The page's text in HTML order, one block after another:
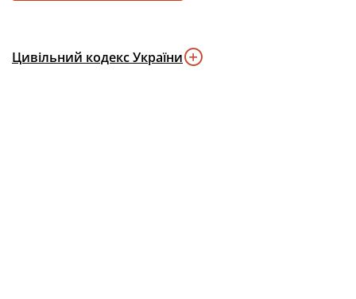
Цивільний кодекс України